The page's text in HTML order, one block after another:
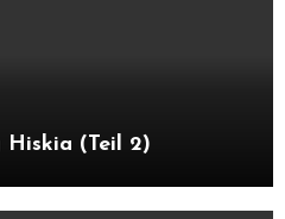
Hiskia (Teil 2)